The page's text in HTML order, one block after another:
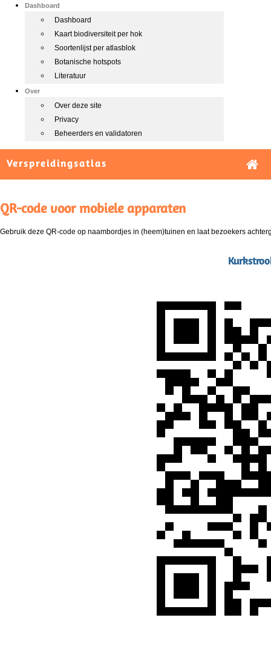
Dashboard
Dashboard
Kaart biodiversiteit per hok
Soortenlijst per atlasblok
Botanische hotspots
Literatuur
Over
Over deze site
Privacy
Beheerders en validatoren
Verspreidingsatlas
QR-code voor mobiele apparaten
Gebruik deze QR-code op naambordjes in (heem)tuinen en laat bezoekers